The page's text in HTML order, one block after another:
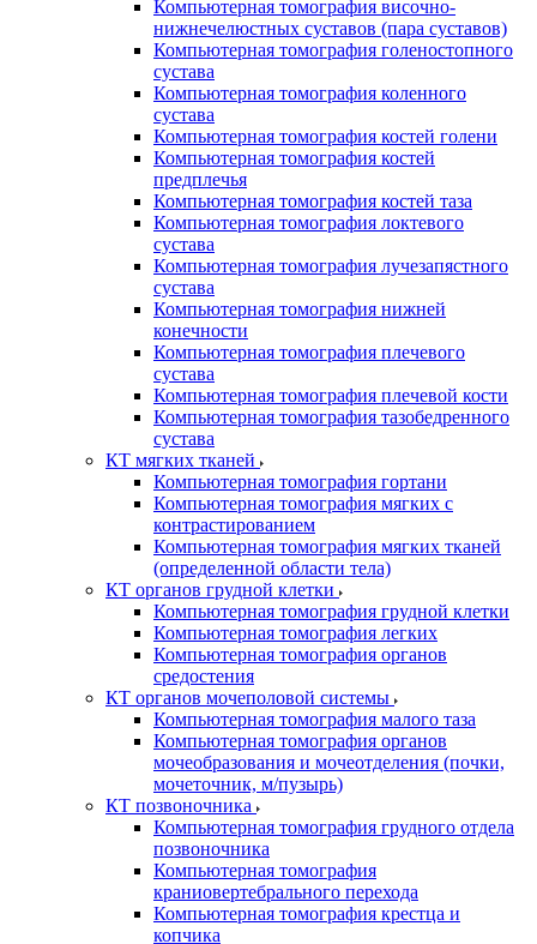
Компьютерная томография височно-
нижнечелюстных суставов (пара суставов)
Компьютерная томография голеностопного
сустава
Компьютерная томография коленного
сустава
Компьютерная томография костей голени
Компьютерная томография костей
предплечья
Компьютерная томография костей таза
Компьютерная томография локтевого
сустава
Компьютерная томография лучезапястного
сустава
Компьютерная томография нижней
конечности
Компьютерная томография плечевого
сустава
Компьютерная томография плечевой кости
Компьютерная томография тазобедренного
сустава
КТ мягких тканей
Компьютерная томография гортани
Компьютерная томография мягких с
контрастированием
Компьютерная томография мягких тканей
(определенной области тела)
КТ органов грудной клетки
Компьютерная томография грудной клетки
Компьютерная томография легких
Компьютерная томография органов
средостения
КТ органов мочеполовой системы
Компьютерная томография малого таза
Компьютерная томография органов
мочеобразования и мочеотделения (почки,
мочеточник, м/пузырь)
КТ позвоночника
Компьютерная томография грудного отдела
позвоночника
Компьютерная томография
краниовертебрального перехода
Компьютерная томография крестца и
копчика